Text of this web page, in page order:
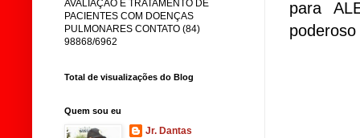
para
AVALIAÇÃO E TRATAMENTO DE
PACIENTES COM DOENÇAS
PULMONARES CONTATO (84)
98868/6962
Total de visualizações do Blog
Quem sou eu
Jr. Dantas